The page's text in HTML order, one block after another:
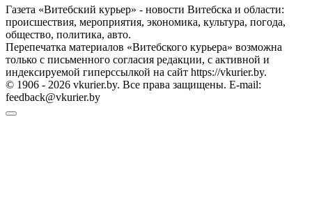
Газета «Витебский курьер» - новости Витебска и области:
происшествия, мероприятия, экономика, культура, погода,
общество, политика, авто.
Перепечатка материалов «Витебского курьера» возможна
только с письменного согласия редакции, с активной и
индексируемой гиперссылкой на сайт https://vkurier.by.
© 1906 - 2026 vkurier.by. Все права защищены. E-mail:
feedback@vkurier.by